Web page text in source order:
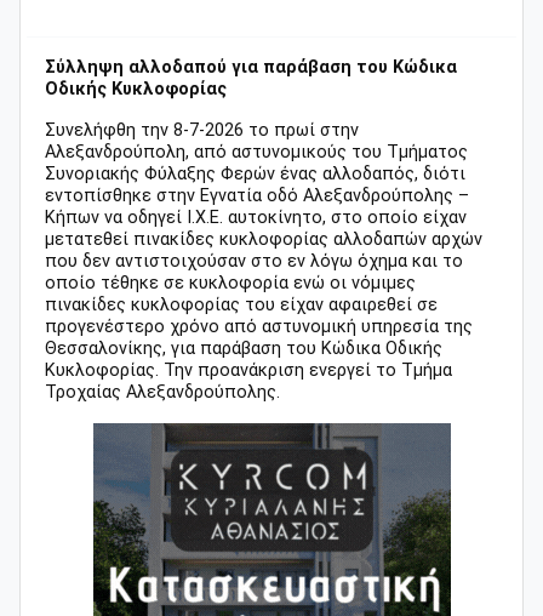
Σύλληψη αλλοδαπού για παράβαση του Κώδικα
Οδικής Κυκλοφορίας
Συνελήφθη την 8-7-2026 το πρωί στην
Αλεξανδρούπολη, από αστυνομικούς του Τμήματος
Συνοριακής Φύλαξης Φερών ένας αλλοδαπός, διότι
εντοπίσθηκε στην Εγνατία οδό Αλεξανδρούπολης –
Κήπων να οδηγεί Ι.Χ.Ε. αυτοκίνητο, στο οποίο είχαν
μετατεθεί πινακίδες κυκλοφορίας αλλοδαπών αρχών
που δεν αντιστοιχούσαν στο εν λόγω όχημα και το
οποίο τέθηκε σε κυκλοφορία ενώ οι νόμιμες
πινακίδες κυκλοφορίας του είχαν αφαιρεθεί σε
προγενέστερο χρόνο από αστυνομική υπηρεσία της
Θεσσαλονίκης, για παράβαση του Κώδικα Οδικής
Κυκλοφορίας. Την προανάκριση ενεργεί το Τμήμα
Τροχαίας Αλεξανδρούπολης.